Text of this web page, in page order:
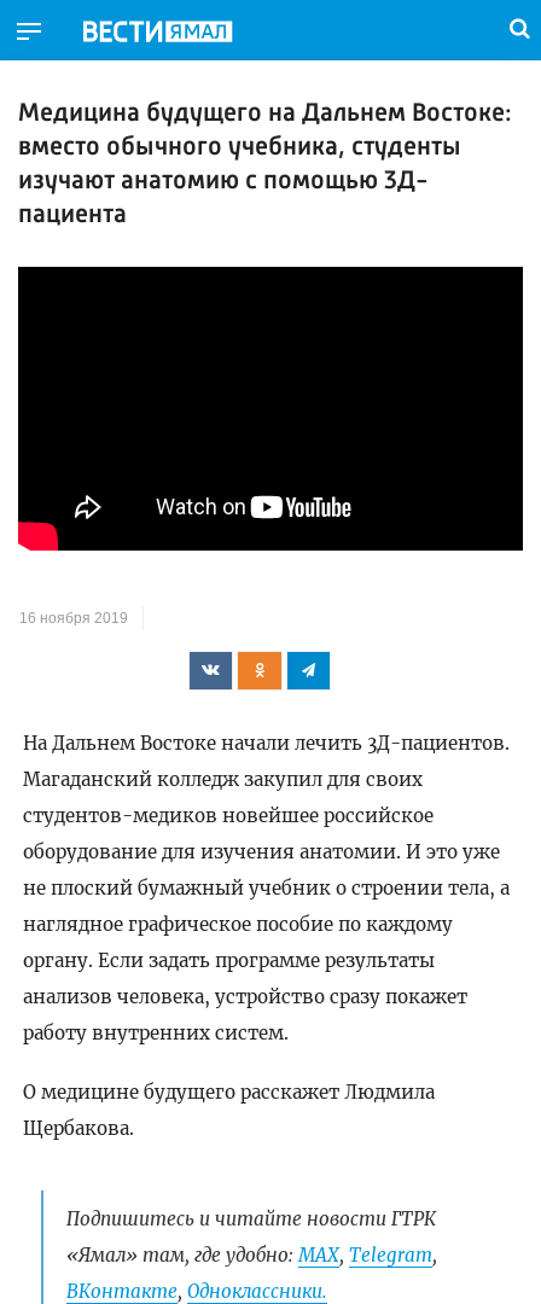
Медицина будущего на Дальнем Востоке:
вместо обычного учебника, студенты
изучают анатомию с помощью 3Д-
пациента
16 ноября 2019
На Дальнем Востоке начали лечить 3Д-пациентов.
Магаданский колледж закупил для своих
студентов-медиков новейшее российское
оборудование для изучения анатомии. И это уже
не плоский бумажный учебник о строении тела, а
наглядное графическое пособие по каждому
органу. Если задать программе результаты
анализов человека, устройство сразу покажет
работу внутренних систем.
О медицине будущего расскажет Людмила
Щербакова.
Подпишитесь и читайте новости ГТРК
«Ямал» там, где удобно: МАХ, Telegram,
ВКонтакте, Одноклассники.